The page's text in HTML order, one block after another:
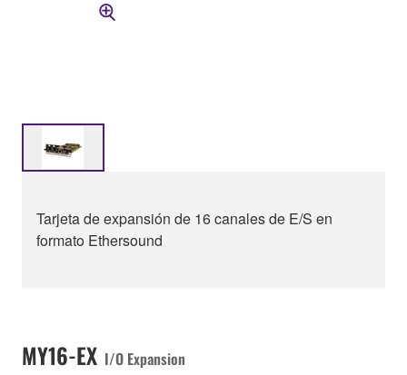
Tarjeta de expansión de 16 canales de E/S en
formato Ethersound
MY16-EX I/O Expansion